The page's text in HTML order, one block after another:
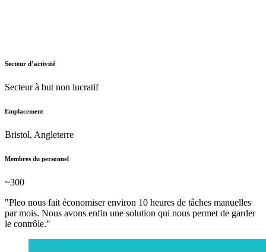
Secteur d’activité
Secteur à but non lucratif
Emplacement
Bristol, Angleterre
Membres du personnel
~300
"Pleo nous fait économiser environ 10 heures de tâches manuelles
par mois. Nous avons enfin une solution qui nous permet de garder
le contrôle."